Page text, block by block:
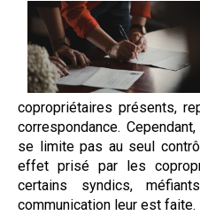
Questions/réponses
Études juridiques
Copro. en difficulté
Formez-vous !
Parole d'experts*
copropriétaires présents,
correspondance.
se limite pas au seul
effet prisé par les
certains syndics,
communication leur est faite.